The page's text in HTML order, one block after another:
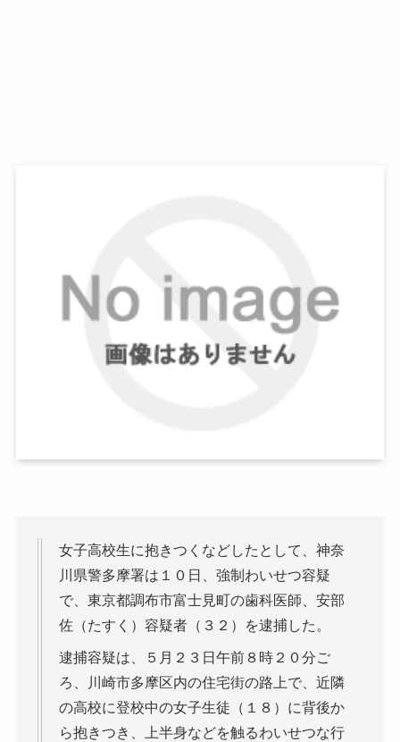
女子高校生に抱きつくなどしたとして、神奈
川県警多摩署は１０日、強制わいせつ容疑
で、東京都調布市富士見町の歯科医師、安部
佐（たすく）容疑者（３２）を逮捕した。
逮捕容疑は、５月２３日午前８時２０分ご
ろ、川崎市多摩区内の住宅街の路上で、近隣
の高校に登校中の女子生徒（１８）に背後か
ら抱きつき、上半身などを触るわいせつな行